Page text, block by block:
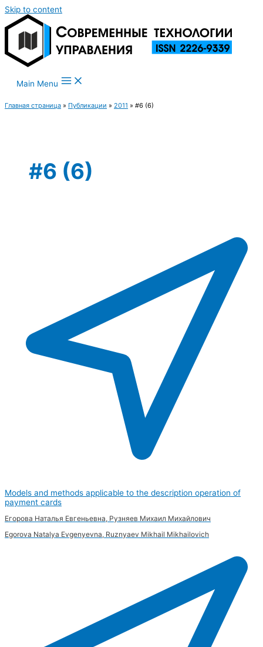
Skip to content
Main Menu
Главная страница » Публикации » 2011 » #6 (6)
#6 (6)
Models and methods applicable to the description operation of
payment cards
Егорова Наталья Евгеньевна, Рузняев Михаил Михайлович
Egorova Natalya Evgenyevna, Ruznyaev Mikhail Mikhailovich